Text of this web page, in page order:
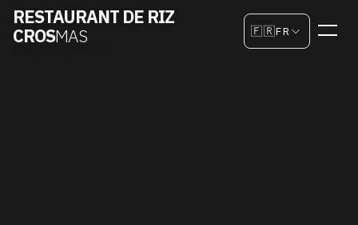
RESTAURANT DE RIZ
CROSMAS
Choisir la langue
🇫🇷FR